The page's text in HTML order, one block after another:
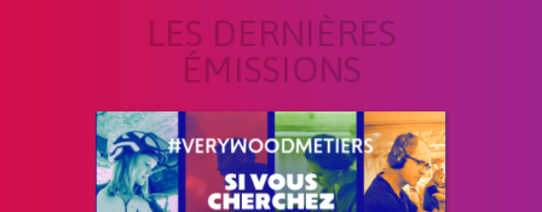
LES DERNIÈRES
ÉMISSIONS